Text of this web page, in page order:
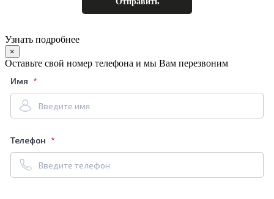
Узнать подробнее
×
Оставьте свой номер телефона и мы Вам перезвоним
Имя
Телефон